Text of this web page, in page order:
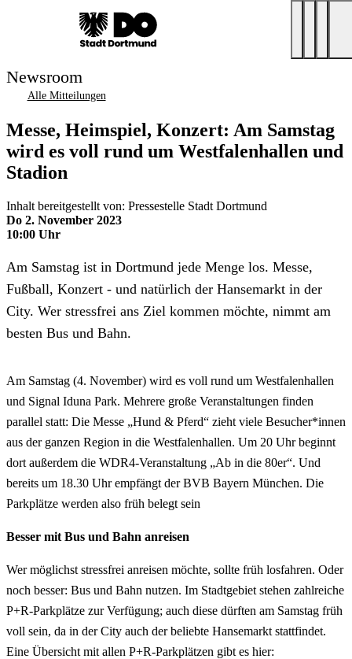
Newsroom
Alle Mitteilungen
Messe, Heimspiel, Konzert: Am Samstag
wird es voll rund um Westfalenhallen und
Stadion
Inhalt bereitgestellt von: Pressestelle Stadt Dortmund
Do 2. November 2023
10:00 Uhr
Am Samstag ist in Dortmund jede Menge los. Messe,
Fußball, Konzert - und natürlich der Hansemarkt in der
City. Wer stressfrei ans Ziel kommen möchte, nimmt am
besten Bus und Bahn.
Am Samstag (4. November) wird es voll rund um Westfalenhallen
und Signal Iduna Park. Mehrere große Veranstaltungen finden
parallel statt: Die Messe „Hund & Pferd“ zieht viele Besucher*innen
aus der ganzen Region in die Westfalenhallen. Um 20 Uhr beginnt
dort außerdem die WDR4-Veranstaltung „Ab in die 80er“. Und
bereits um 18.30 Uhr empfängt der BVB Bayern München. Die
Parkplätze werden also früh belegt sein
Besser mit Bus und Bahn anreisen
Wer möglichst stressfrei anreisen möchte, sollte früh losfahren. Oder
noch besser: Bus und Bahn nutzen. Im Stadtgebiet stehen zahlreiche
P+R-Parkplätze zur Verfügung; auch diese dürften am Samstag früh
voll sein, da in der City auch der beliebte Hansemarkt stattfindet.
Eine Übersicht mit allen P+R-Parkplätzen gibt es hier: